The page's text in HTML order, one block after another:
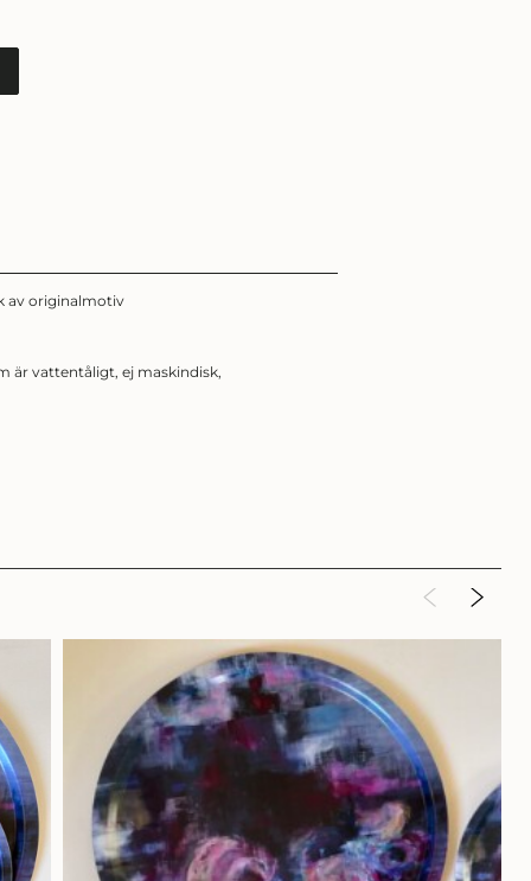
av originalmotiv
är vattentåligt, ej maskindisk,